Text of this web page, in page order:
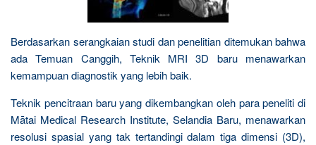
Berdasarkan serangkaian studi dan penelitian ditemukan bahwa
ada Temuan Canggih, Teknik MRI 3D baru menawarkan
kemampuan diagnostik yang lebih baik.
Teknik pencitraan baru yang dikembangkan oleh para peneliti di
Mātai Medical Research Institute, Selandia Baru, menawarkan
resolusi spasial yang tak tertandingi dalam tiga dimensi (3D),